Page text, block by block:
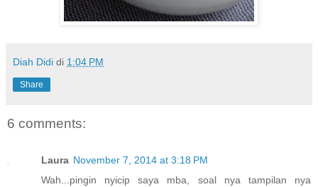
Diah Didi di 1:04 PM
Share
6 comments:
Laura November 7, 2014 at 3:18 PM
Wah...pingin nyicip saya mba, soal nya tampilan nya